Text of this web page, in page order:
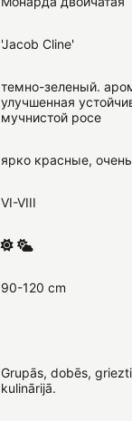
'Jacob Cline'
темно-зеленый.
улучшенная
мучнистой росе
ярко красные,
VI-VIII
90-120 cm
Grupās, dobēs,
kulinārijā.